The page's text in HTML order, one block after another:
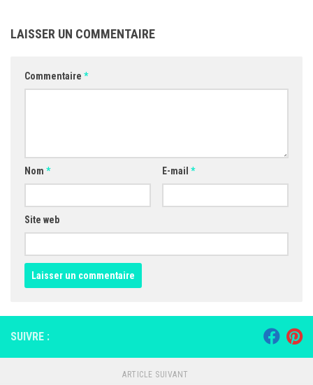
LAISSER UN COMMENTAIRE
Commentaire *
Nom * E-mail *
Site web
SUIVRE :
ARTICLE SUIVANT